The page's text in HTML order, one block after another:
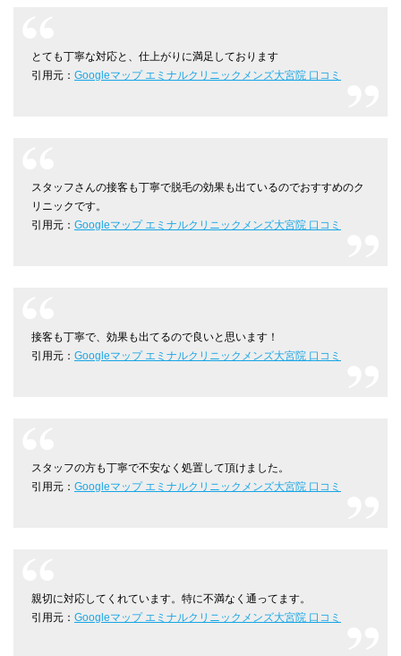
とても丁寧な対応と、仕上がりに満足しております
引用元： Googleマップ エミナルクリニックメンズ大宮院 口コミ
スタッフさんの接客も丁寧で脱毛の効果も出ているのでおすすめのク
リニックです。
引用元： Googleマップ エミナルクリニックメンズ大宮院 口コミ
接客も丁寧で、効果も出てるので良いと思います！
引用元： Googleマップ エミナルクリニックメンズ大宮院 口コミ
スタッフの方も丁寧で不安なく処置して頂けました。
引用元： Googleマップ エミナルクリニックメンズ大宮院 口コミ
親切に対応してくれています。特に不満なく通ってます。
引用元： Googleマップ エミナルクリニックメンズ大宮院 口コミ